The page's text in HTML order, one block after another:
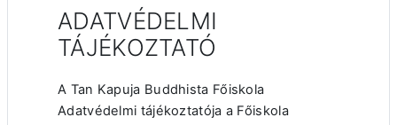
ADATVÉDELMI
TÁJÉKOZTATÓ
A Tan Kapuja Buddhista Főiskola
Adatvédelmi tájékoztatója a Főiskola